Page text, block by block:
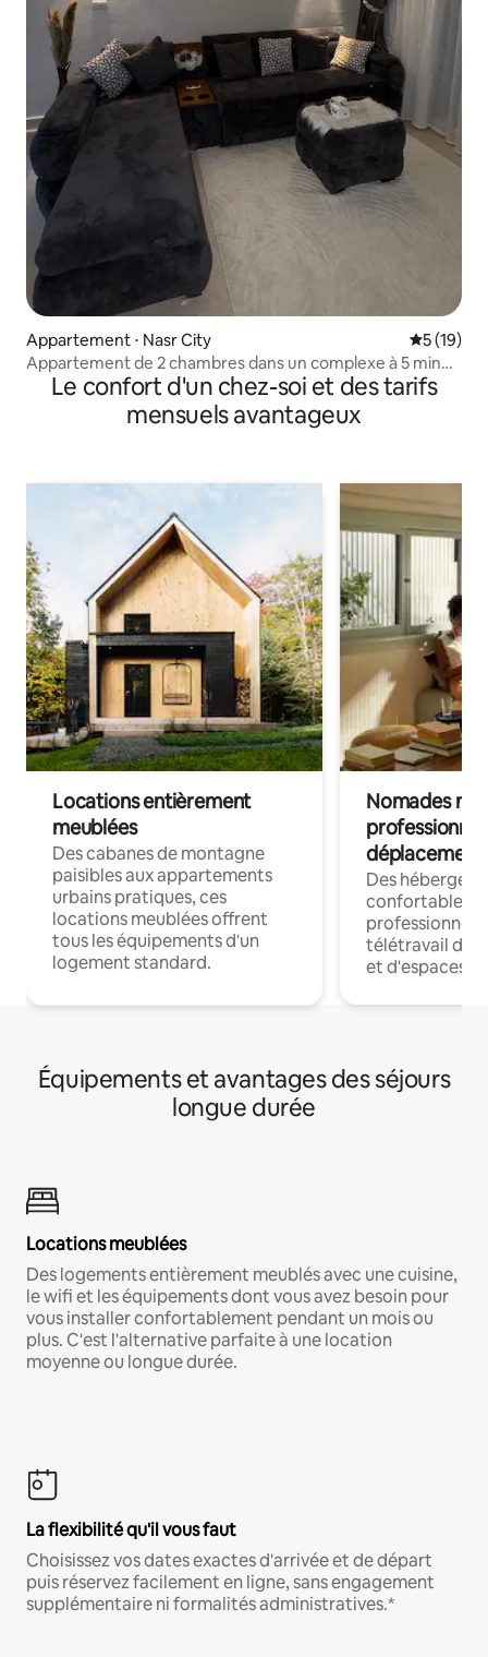
Appartement ⋅ Nasr City
5 (19)
Appartement de 2 chambres dans un complexe à 5 min
de l'aéroport
Le confort d'un chez-soi et des tarifs
mensuels avantageux
Locations entièrement
meublées
Des cabanes de montagne
paisibles aux appartements
urbains pratiques, ces
locations meublées offrent
tous les équipements d'un
logement standard.
Nomades
déplacement
Des
confortables
professionnels
télétravail
et d'espaces
Équipements et avantages des séjours
longue durée
Locations meublées
Des logements entièrement meublés avec une cuisine,
le wifi et les équipements dont vous avez besoin pour
vous installer confortablement pendant un mois ou
plus. C'est l'alternative parfaite à une location
moyenne ou longue durée.
La flexibilité qu'il vous faut
Choisissez vos dates exactes d'arrivée et de départ
puis réservez facilement en ligne, sans engagement
supplémentaire ni formalités administratives.*